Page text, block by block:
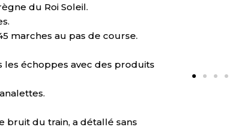
du Roi Soleil.
marches au pas de course.
échoppes avec des produits
bruit du train, a détallé sans